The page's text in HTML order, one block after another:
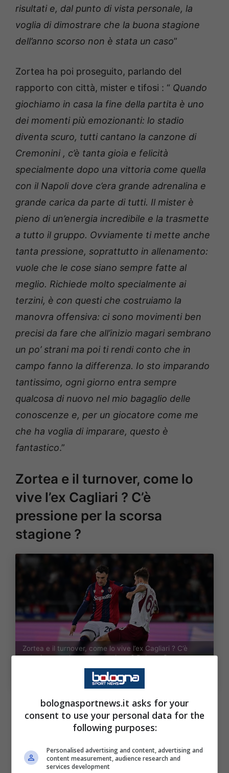
risultati e, dal punto di vista personale, la
voglia di dimostrare che la buona stagione
dell’anno scorso non è stata un caso”
Zortea ha poi proseguito, parlando del
rapporto con città, mister e tifosi : “ Quando
giochiamo in casa la fine della partita è uno
dei momenti più emozionanti: lo stadio
diventa scuro, tutti cantano la canzone di
Cremonini , c’è tanta gioia e felicità
specialmente dopo una vittoria come quella
con il Napoli dove c’era grande adrenalina e
grande carica da parte di tutti. Il mister è
pieno di un’energia incredibile e la trasmette
a tutto il gruppo. Ovviamente ti mette anche
tanta pressione, soprattutto in allenamento:
vuole che le cose siano sempre fatte al
meglio. Richiede molto specialmente ai
terzini, è con questi che costruiamo la
manovra offensiva: ci sono movimenti ben
precisi da fare che all’inizio magari sembrano
un po’ strani ma poi ti rendi conto che in
campo fanno la differenza. Io sto imparando
tantissimo, ogni giorno entra sempre
qualcosa di nuovo nel mio bagaglio delle
conoscenze e, per un giocatore come me
che ha voglia di imparare, questo è
fantastico.”
Zortea e il turnover, come lo
vive l’ex Cagliari ? C’è
pressione per la scorsa
stagione ?
Zortea e il turnover, come lo vive l’ex Cagliari ? C’è
pressione per la scorsa stagione ? BolognaSportnews-
Photo-by-Alesandro-Sabattini-Getty-Images-via-
Italiano è ormai diventato famoso per il suo
turnover pesantissimo, in grado di far
cambiare volto alla formazione quasi ogni
bolognasportnews.it asks for your
consent to use your personal data for the
following purposes:
Personalised advertising and content, advertising and
content measurement, audience research and
services development